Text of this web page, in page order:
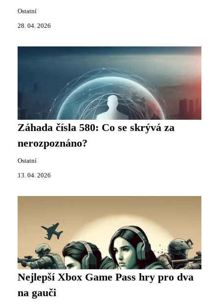
Ostatní
28. 04. 2026
Záhada čísla 580: Co se skrývá za
nerozpoznáno?
Ostatní
13. 04. 2026
Nejlepší Xbox Game Pass hry pro dva
na gauči